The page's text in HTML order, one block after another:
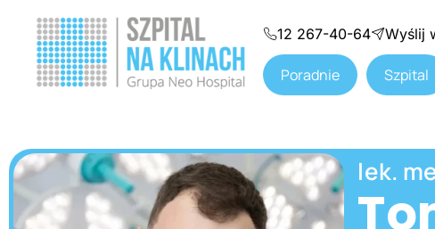
12 267-40-64 Wyślij
Poradnie Szpital
lek.